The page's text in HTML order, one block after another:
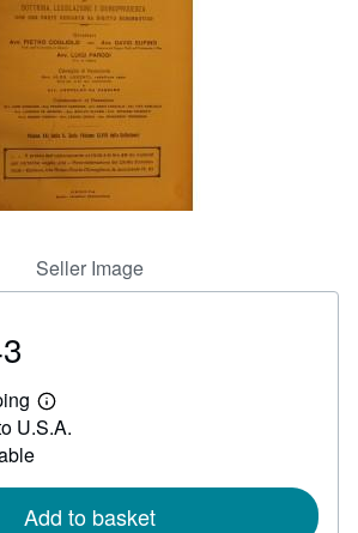
CLOSE
Seller Image
Learn
more
U.S.A.
Add to basket